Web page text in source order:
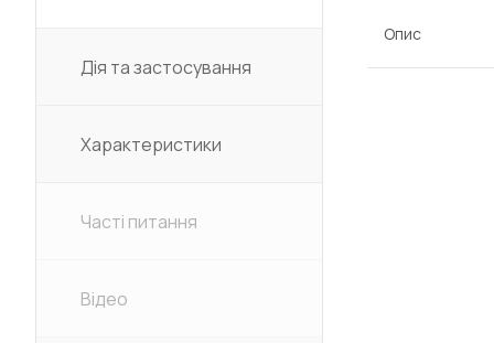
Дія та застосування
Характеристики
Часті питання
Відео
Опис